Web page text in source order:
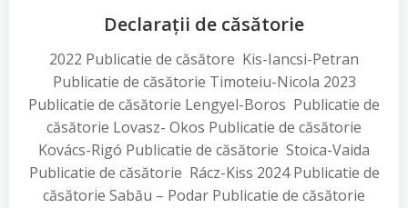
Declarații de căsătorie
2022 Publicatie de căsătore Kis-Iancsi-Petran
Publicatie de căsătorie Timoteiu-Nicola 2023
Publicatie de căsătorie Lengyel-Boros Publicatie de
căsătorie Lovasz- Okos Publicatie de căsătorie
Kovács-Rigó Publicatie de căsătorie Stoica-Vaida
Publicatie de căsătorie Rácz-Kiss 2024 Publicatie de
căsătorie Sabău – Podar Publicatie de căsătorie